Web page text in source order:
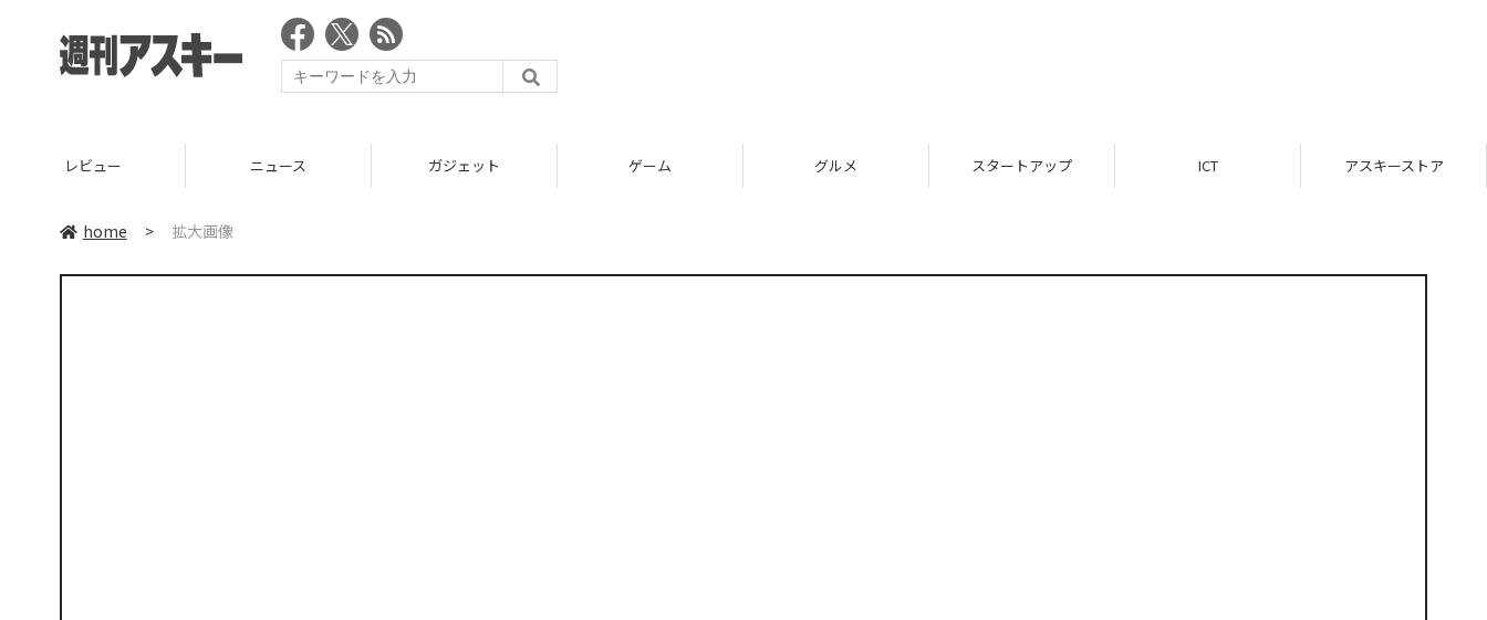
レビュー ニュース ガジェット ゲーム グルメ スタートアップ ICT アスキーストア
home > 拡大画像